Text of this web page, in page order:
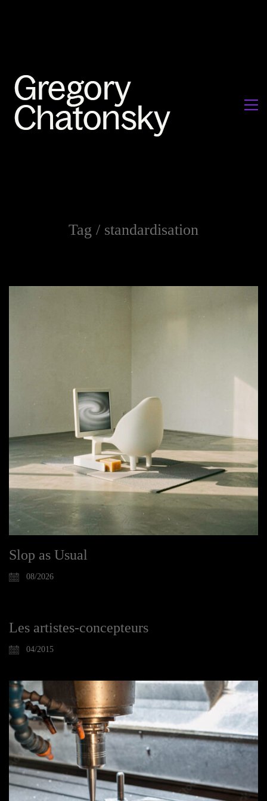
Tag / standardisation
Slop as Usual
08/2026
Les artistes-concepteurs
04/2015